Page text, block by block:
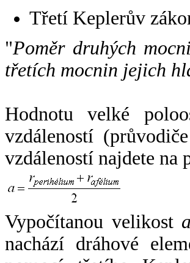
Třetí Keplerův
"Poměr druhých
třetích mocnin jejich
Hodnotu velké
vzdáleností (průvodiče
vzdáleností najdete na
Vypočítanou velikost a
nachází dráhové